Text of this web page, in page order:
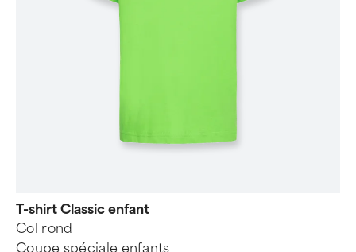
T-shirt Classic enfant
Col rond
Coupe spéciale enfants